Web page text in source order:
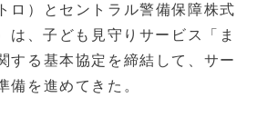
ロ）とセントラル警備保障株式
は、子ども見守りサービス「ま
する基本協定を締結して、サー
備を進めてきた。